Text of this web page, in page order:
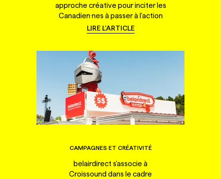
approche créative pour inciter les
Canadien·nes à passer à l'action
LIRE L'ARTICLE
CAMPAGNES ET CRÉATIVITÉ
belairdirect s'associe à
Croissound dans le cadre